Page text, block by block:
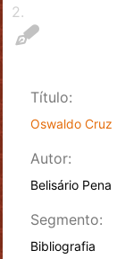
2.
Título:
Oswaldo Cruz
Autor:
Belisário Pena
Segmento:
Bibliografia